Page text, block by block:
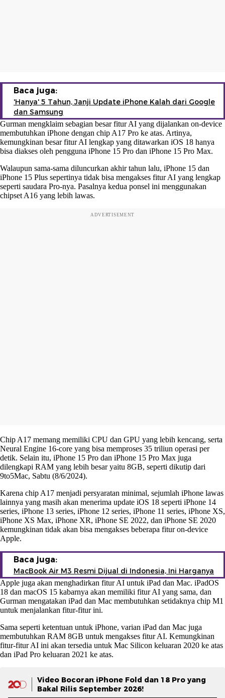
Baca juga:
'Hanya' 5 Tahun, Janji Update iPhone Kalah dari Google
dan Samsung
Gurman mengklaim sebagian besar fitur AI yang dijalankan on-device
membutuhkan iPhone dengan chip A17 Pro ke atas. Artinya,
kemungkinan besar fitur AI lengkap yang ditawarkan iOS 18 hanya
bisa diakses oleh pengguna iPhone 15 Pro dan iPhone 15 Pro Max.
Walaupun sama-sama diluncurkan akhir tahun lalu, iPhone 15 dan
iPhone 15 Plus sepertinya tidak bisa mengakses fitur AI yang lengkap
seperti saudara Pro-nya. Pasalnya kedua ponsel ini menggunakan
chipset A16 yang lebih lawas.
ADVERTISEMENT
Chip A17 memang memiliki CPU dan GPU yang lebih kencang, serta
Neural Engine 16-core yang bisa memproses 35 triliun operasi per
detik. Selain itu, iPhone 15 Pro dan iPhone 15 Pro Max juga
dilengkapi RAM yang lebih besar yaitu 8GB, seperti dikutip dari
9to5Mac, Sabtu (8/6/2024).
Karena chip A17 menjadi persyaratan minimal, sejumlah iPhone lawas
lainnya yang masih akan menerima update iOS 18 seperti iPhone 14
series, iPhone 13 series, iPhone 12 series, iPhone 11 series, iPhone XS,
iPhone XS Max, iPhone XR, iPhone SE 2022, dan iPhone SE 2020
kemungkinan tidak akan bisa mengakses beberapa fitur on-device
Apple.
Baca juga:
MacBook Air M3 Resmi Dijual di Indonesia, Ini Harganya
Apple juga akan menghadirkan fitur AI untuk iPad dan Mac. iPadOS
18 dan macOS 15 kabarnya akan memiliki fitur AI yang sama, dan
Gurman mengatakan iPad dan Mac membutuhkan setidaknya chip M1
untuk menjalankan fitur-fitur ini.
Sama seperti ketentuan untuk iPhone, varian iPad dan Mac juga
membutuhkan RAM 8GB untuk mengakses fitur AI. Kemungkinan
fitur-fitur AI ini akan tersedia untuk Mac Silicon keluaran 2020 ke atas
dan iPad Pro keluaran 2021 ke atas.
Video Bocoran iPhone Fold dan 18 Pro yang
Bakal Rilis September 2026!